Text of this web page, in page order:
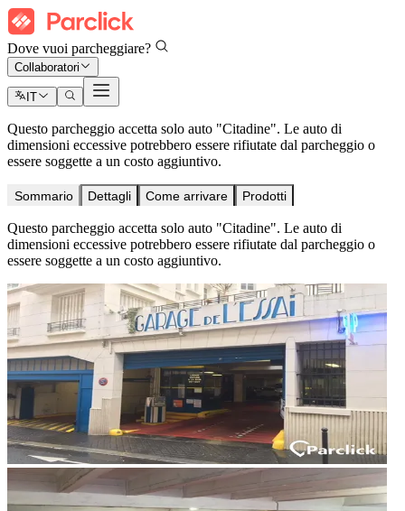
Dove vuoi parcheggiare?
Collaboratori
IT
Questo parcheggio accetta solo auto "Citadine". Le auto di
dimensioni eccessive potrebbero essere rifiutate dal parcheggio o
essere soggette a un costo aggiuntivo.
Sommario Dettagli Come arrivare Prodotti
Questo parcheggio accetta solo auto "Citadine". Le auto di
dimensioni eccessive potrebbero essere rifiutate dal parcheggio o
essere soggette a un costo aggiuntivo.